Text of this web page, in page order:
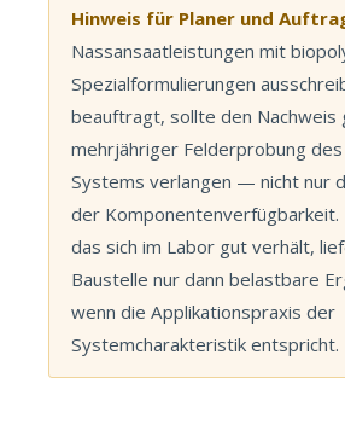
Hinweis für Planer und
Nassansaatleistungen mit
Spezialformulierungen
beauftragt, sollte den Nachweis
mehrjähriger Felderprobung
Systems verlangen — nicht nur
der Komponentenverfügbarkeit.
das sich im Labor gut verhält,
Baustelle nur dann belastbare
wenn die Applikationspraxis der
Systemcharakteristik entspricht.